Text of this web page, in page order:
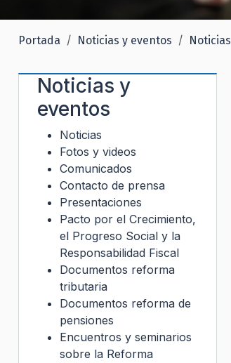
Portada Noticias y eventos Noticias
Noticias y
eventos
Noticias
Fotos y videos
Comunicados
Contacto de prensa
Presentaciones
Pacto por el Crecimiento,
el Progreso Social y la
Responsabilidad Fiscal
Documentos reforma
tributaria
Documentos reforma de
pensiones
Encuentros y seminarios
sobre la Reforma